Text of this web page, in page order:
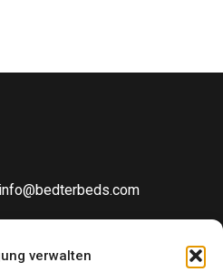
verwalten
info@bedterbeds.com